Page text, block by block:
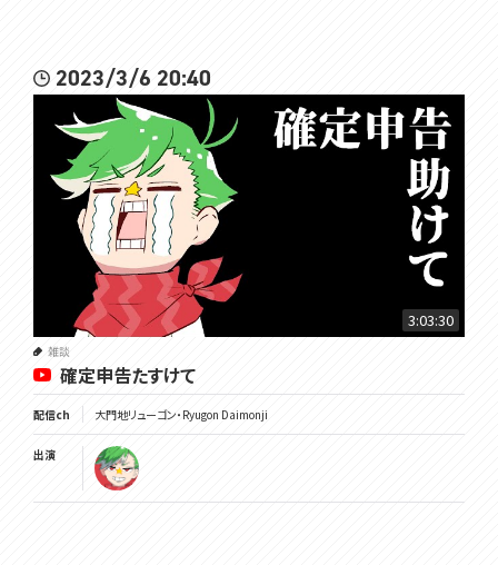
2023/3/6 20:40
3:03:30
雑談
確定申告たすけて
配信ch 大門地リューゴン・Ryugon Daimonji
出演